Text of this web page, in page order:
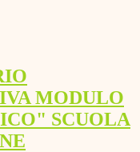
MODULO
SCUOLA